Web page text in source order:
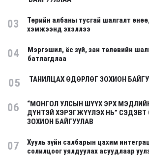
03
Төрийн албаны тусгай шалгалт
хэмжээнд эхэллээ
04
Мэргэшил, ёс зүй, зан төлөвийн
батлагдлаа
05 ТАНИЛЦАХ ӨДӨРЛӨГ ЗОХИОН
06
“МОНГОЛ УЛСЫН ШҮҮХ ЭРХ
ДҮНТЭЙ ХЭРЭГЖҮҮЛЭХ НЬ” СЭДЭВТ
ЗОХИОН БАЙГУУЛАВ
07
Хууль зүйн салбарын цахим
солилцоог уялдуулах асуудлаар